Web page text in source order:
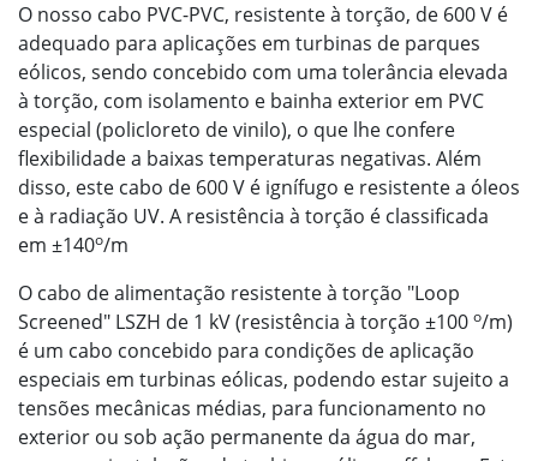
O nosso cabo PVC-PVC, resistente à torção, de 600 V é
adequado para aplicações em turbinas de parques
eólicos, sendo concebido com uma tolerância elevada
à torção, com isolamento e bainha exterior em PVC
especial (policloreto de vinilo), o que lhe confere
flexibilidade a baixas temperaturas negativas. Além
disso, este cabo de 600 V é ignífugo e resistente a óleos
e à radiação UV. A resistência à torção é classificada
em ±140o/m
O cabo de alimentação resistente à torção "Loop
Screened" LSZH de 1 kV (resistência à torção ±100 o/m)
é um cabo concebido para condições de aplicação
especiais em turbinas eólicas, podendo estar sujeito a
tensões mecânicas médias, para funcionamento no
exterior ou sob ação permanente da água do mar,